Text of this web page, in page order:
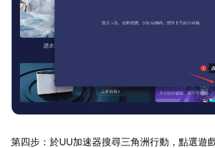
第四步：於UU加速器搜尋三角洲行動，點選遊